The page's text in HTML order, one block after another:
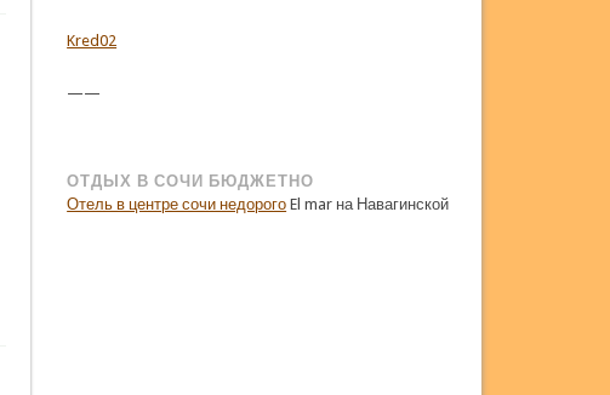
Kred02
——
ОТДЫХ В СОЧИ БЮДЖЕТНО
Отель в центре сочи недорого El mar на Навагинской